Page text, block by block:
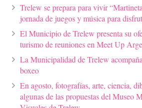
Trelew se prepara para vivir
jornada de juegos y música para
El Municipio de Trelew presenta su
turismo de reuniones en Meet Up
La Municipalidad de Trelew
boxeo
En agosto, fotografías, arte, ciencia,
algunas de las propuestas del Museo